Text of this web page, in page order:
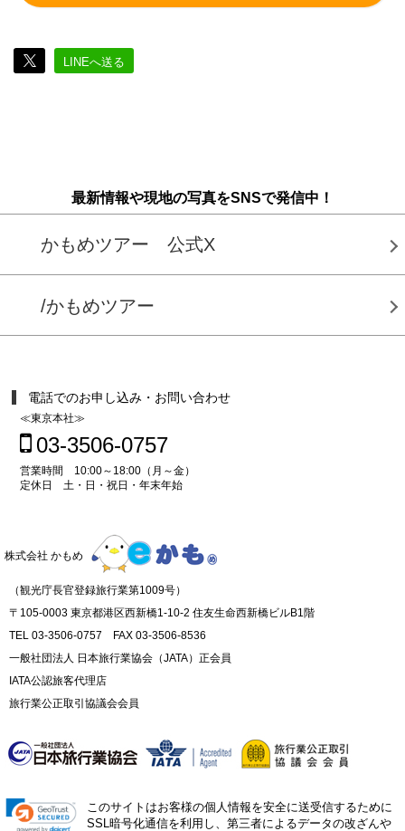
LINEへ送る
最新情報や現地の写真をSNSで発信中！
かもめツアー 公式X
/かもめツアー
電話でのお申し込み・お問い合わせ
≪東京本社≫
03-3506-0757
営業時間 10:00～18:00（月～金）
定休日 土・日・祝日・年末年始
株式会社 かもめ
（観光庁長官登録旅行業第1009号）
〒105-0003 東京都港区西新橋1-10-2 住友生命西新橋ビルB1階
TEL 03-3506-0757 FAX 03-3506-8536
一般社団法人 日本旅行業協会（JATA）正会員
IATA公認旅客代理店
旅行業公正取引協議会会員
このサイトはお客様の個人情報を安全に送受信するために
SSL暗号化通信を利用し、第三者によるデータの改ざんや